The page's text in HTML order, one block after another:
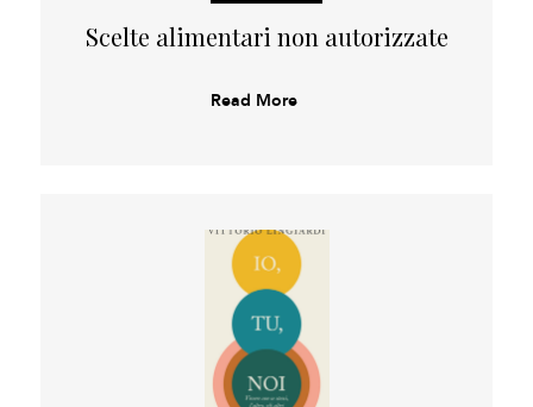
Scelte alimentari non autorizzate
Read More